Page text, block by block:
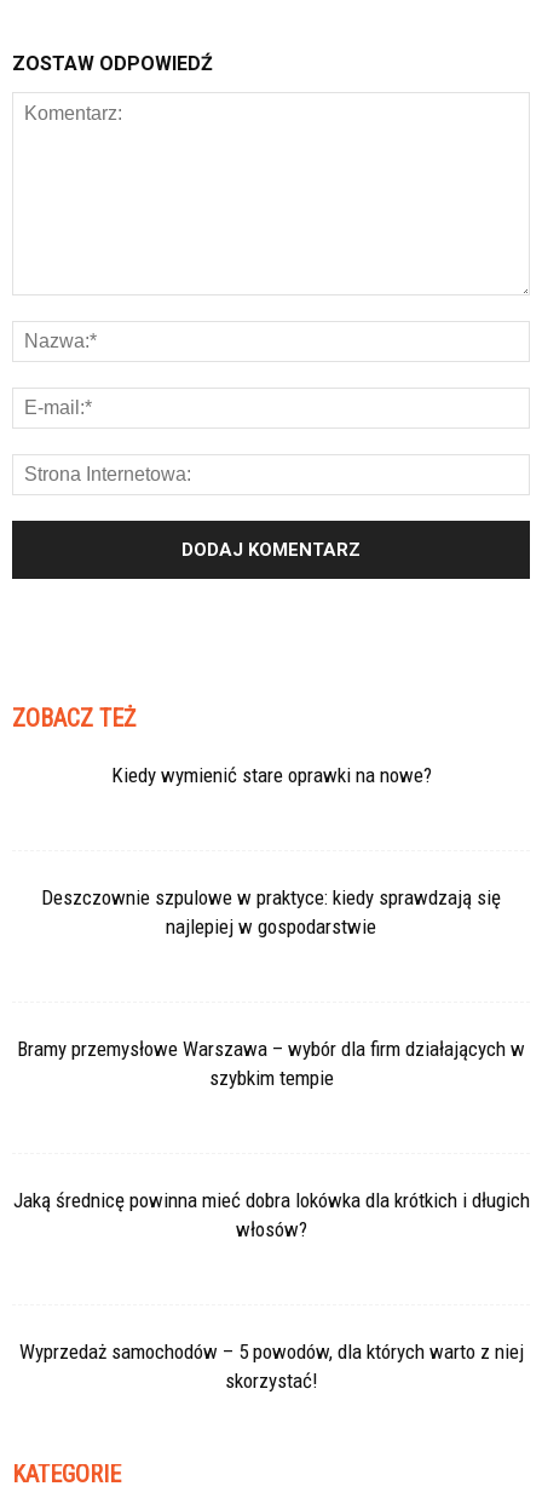
ZOSTAW ODPOWIEDŹ
ZOBACZ TEŻ
Kiedy wymienić stare oprawki na nowe?
Deszczownie szpulowe w praktyce: kiedy sprawdzają się
najlepiej w gospodarstwie
Bramy przemysłowe Warszawa – wybór dla firm działających w
szybkim tempie
Jaką średnicę powinna mieć dobra lokówka dla krótkich i długich
włosów?
Wyprzedaż samochodów – 5 powodów, dla których warto z niej
skorzystać!
KATEGORIE